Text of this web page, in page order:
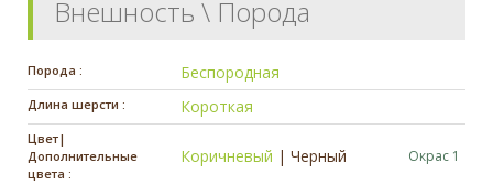
Внешность \ Порода
Порода : Беспородная
Длина шерсти : Короткая
Цвет|
Дополнительные
цвета :
Коричневый |Черный Окрас 1